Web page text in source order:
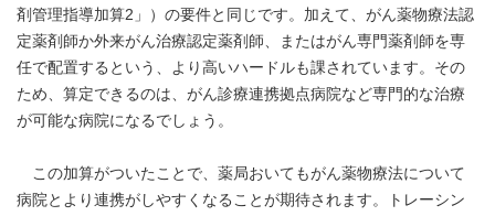
剤管理指導加算2」）の要件と同じです。加えて、がん薬物療法認
定薬剤師か外来がん治療認定薬剤師、またはがん専門薬剤師を専
任で配置するという、より高いハードルも課されています。その
ため、算定できるのは、がん診療連携拠点病院など専門的な治療
が可能な病院になるでしょう。
この加算がついたことで、薬局おいてもがん薬物療法について
病院とより連携がしやすくなることが期待されます。トレーシン